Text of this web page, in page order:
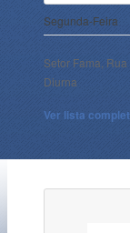
Segunda-Feira
Setor Fama,
Diurna
Ver lista